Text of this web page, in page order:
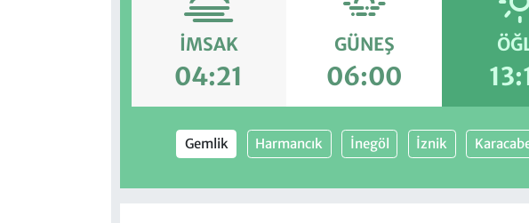
İMSAK
04:21
GÜNEŞ
06:00
Gemlik Harmancık İnegöl İznik